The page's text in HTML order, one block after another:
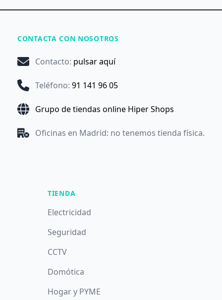
CONTACTA CON NOSOTROS
Contacto: pulsar aquí
Teléfono: 91 141 96 05
Grupo de tiendas online Hiper Shops
Oficinas en Madrid: no tenemos tienda física.
TIENDA
Electricidad
Seguridad
CCTV
Domótica
Hogar y PYME